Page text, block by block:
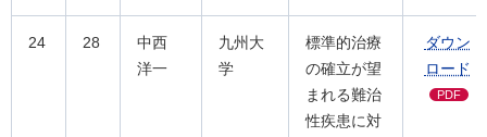
24 28
中西
洋一
九州大
学
標準的治療
の確立が望
まれる難治
性疾患に対
ダウン
ロード
PDF